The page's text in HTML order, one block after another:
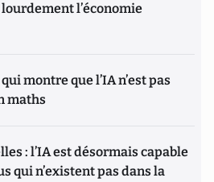
l’économie
montre que l’IA n’est pas
maths
: l’IA est désormais capable
qui n’existent pas dans la